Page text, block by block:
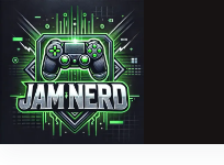
para
conteúdo